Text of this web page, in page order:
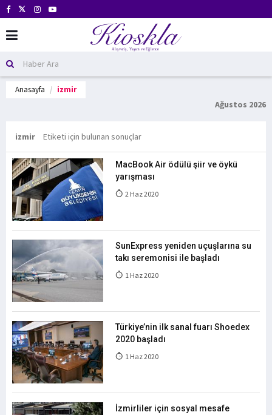
Anasayfa izmir
Ağustos 2026
izmir Etiketi için bulunan sonuçlar
MacBook Air ödülü şiir ve öykü
yarışması
2 Haz 2020
SunExpress yeniden uçuşlarına su
takı seremonisi ile başladı
1 Haz 2020
Türkiye’nin ilk sanal fuarı Shoedex
2020 başladı
1 Haz 2020
İzmirliler için sosyal mesafe